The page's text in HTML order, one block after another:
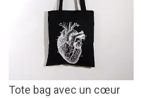
Tote bag avec un cœur